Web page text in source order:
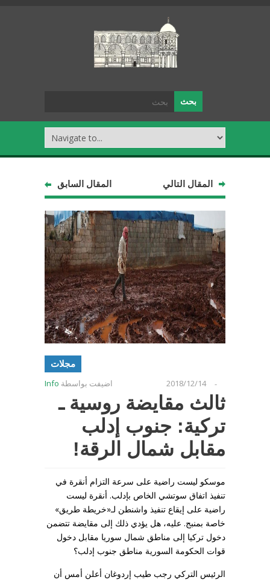
المقال السابق المقال التالي
مجلات
اضيفت بواسطة Info -
2018/12/14
ثالث مقايضة روسية ـ
تركية: جنوب إدلب
مقابل شمال الرقة!
موسكو ليست راضية على سرعة التزام أنقرة في
تنفيذ اتفاق سوتشي الخاص بإدلب. أنقرة ليست
راضية على إيقاع تنفيذ واشنطن لـ«خريطة طريق»
خاصة بمنبج. عليه، هل يؤدي ذلك إلى مقايضة تتضمن
دخول تركيا إلى مناطق شمال سوريا مقابل دخول
قوات الحكومة السورية مناطق جنوب إدلب؟
الرئيس التركي رجب طيب إردوغان أعلن أمس أن